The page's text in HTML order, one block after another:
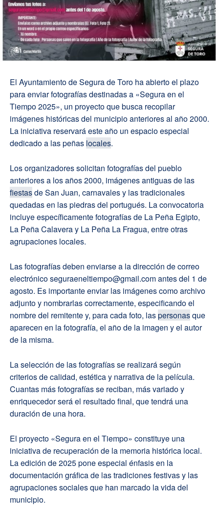
El Ayuntamiento de Segura de Toro ha abierto el plazo
para enviar fotografías destinadas a «Segura en el
Tiempo 2025», un proyecto que busca recopilar
imágenes históricas del municipio anteriores al año 2000.
La iniciativa reservará este año un espacio especial
dedicado a las peñas locales.
Los organizadores solicitan fotografías del pueblo
anteriores a los años 2000, imágenes antiguas de las
fiestasde San Juan, carnavales y las tradicionales
quedadas en las piedras del portugués. La convocatoria
incluye específicamente fotografías de La Peña Egipto,
La Peña Calavera y La Peña La Fragua, entre otras
agrupaciones locales.
Las fotografías deben enviarse a la dirección de correo
electrónico seguraeneltiempo@gmail.com antes del 1 de
agosto. Es importante enviar las imágenes como archivo
adjunto y nombrarlas correctamente, especificando el
nombre del remitente y, para cada foto, laspersonasque
aparecen en la fotografía, el año de la imagen y el autor
de la misma.
La selección de las fotografías se realizará según
criterios de calidad, estética y narrativa de la película.
Cuantas más fotografías se reciban, más variado y
enriquecedor será el resultado final, que tendrá una
duración de una hora.
El proyecto «Segura en el Tiempo» constituye una
iniciativa de recuperación de la memoria histórica local.
La edición de 2025 pone especial énfasis en la
documentación gráfica de las tradiciones festivas y las
agrupaciones sociales que han marcado la vida del
municipio.